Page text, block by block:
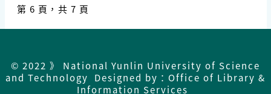
第 6 頁，共 7 頁
© 2022 》 National Yunlin University of Science
and Technology Designed by：Office of Library &
Information Services